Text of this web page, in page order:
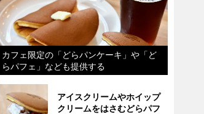
カフェ限定の「どらパンケーキ」や「ど
らパフェ」なども提供する
アイスクリームやホイップ
クリームをはさむどらパフ